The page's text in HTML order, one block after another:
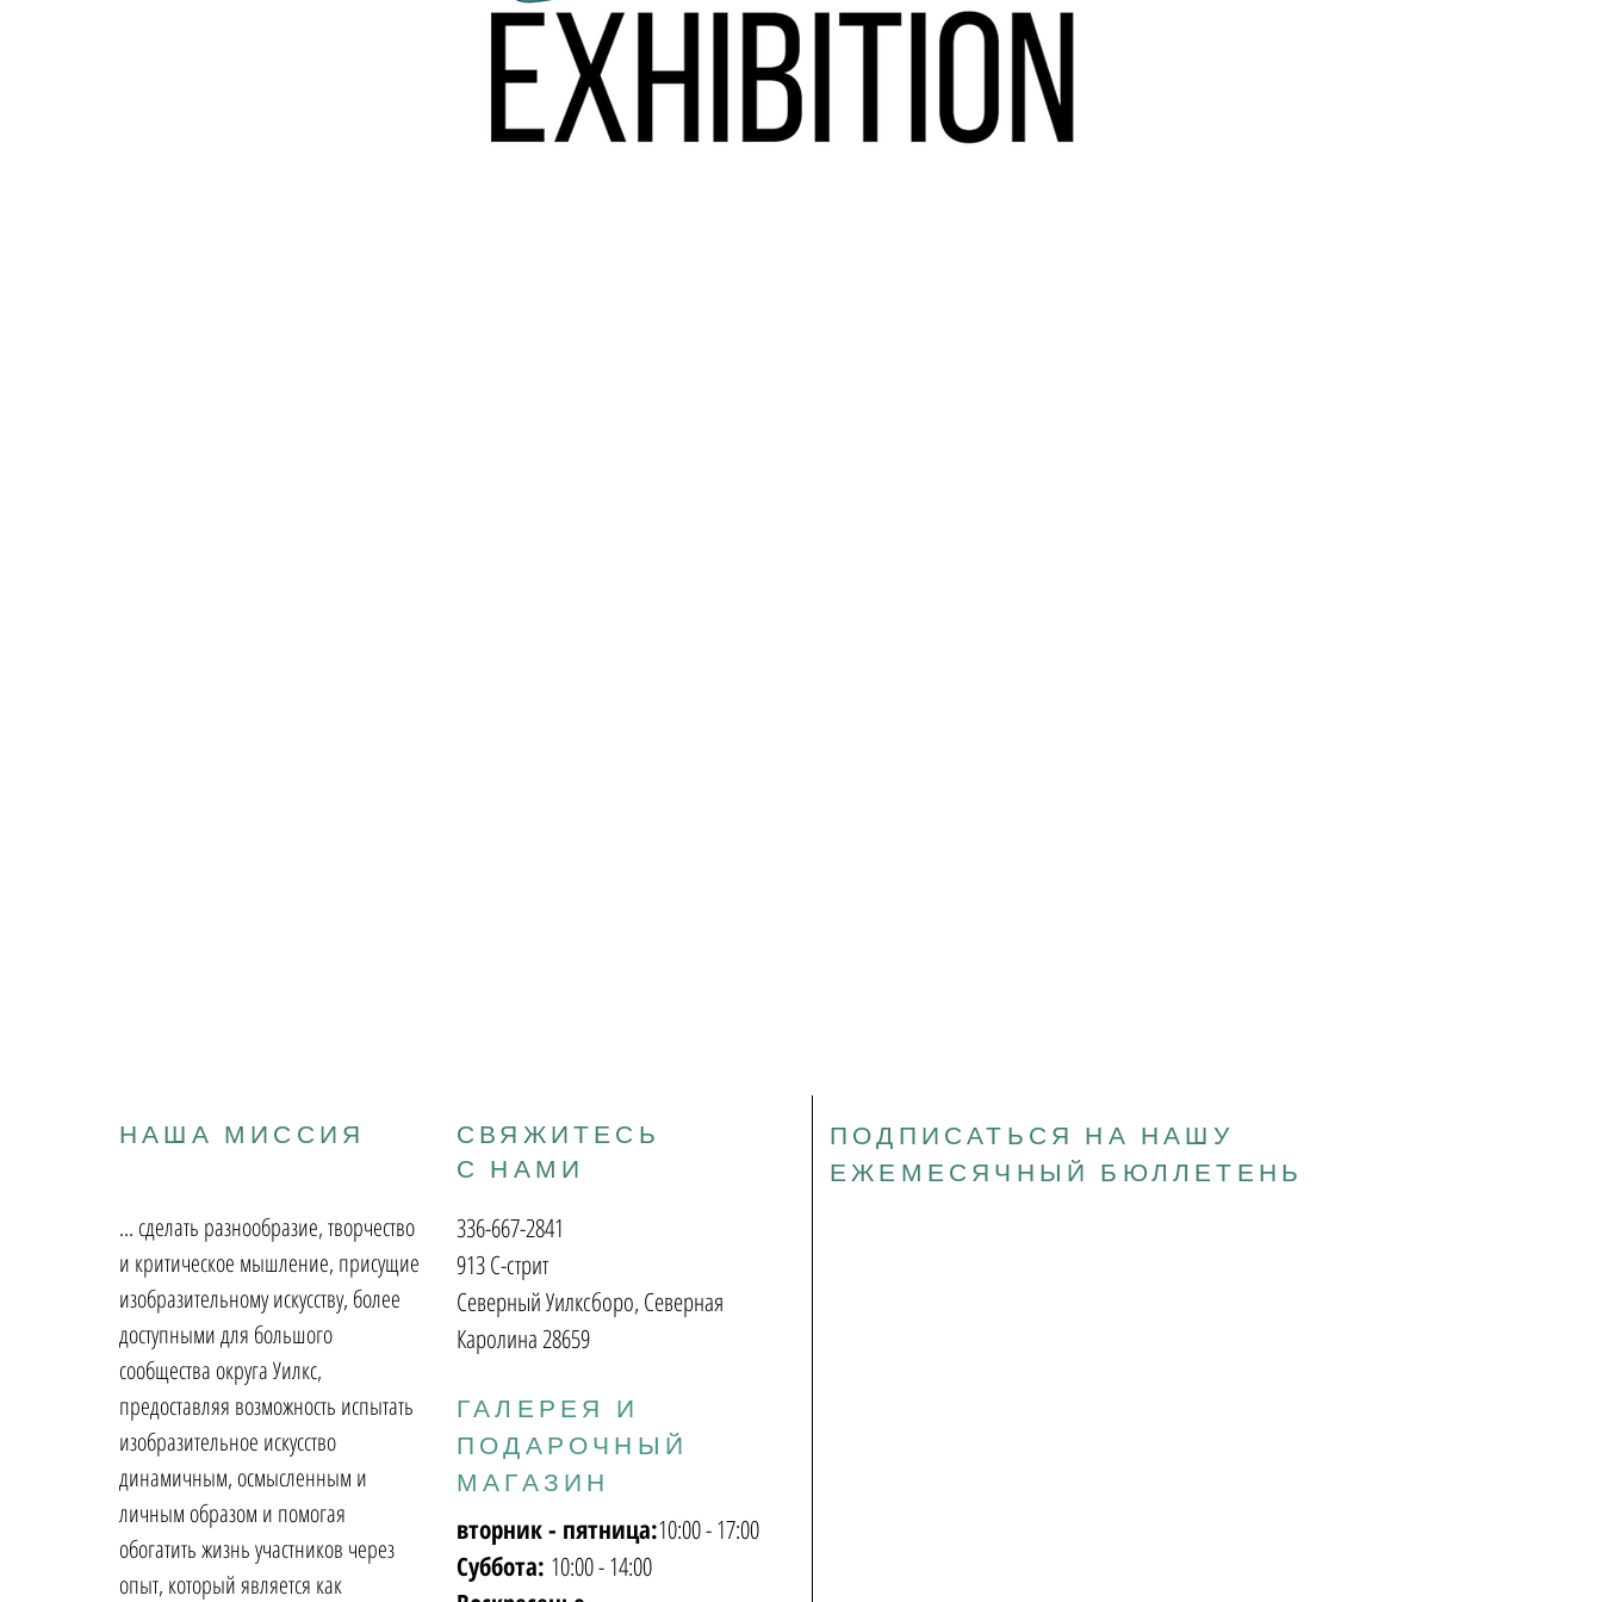
НАША МИССИЯ
... сделать разнообразие, творчество
и критическое мышление, присущие
изобразительному искусству, более
доступными для большого
сообщества округа Уилкс,
предоставляя возможность испытать
изобразительное искусство
динамичным, осмысленным и
личным образом и помогая
обогатить жизнь участников через
опыт, который является как
СВЯЖИТЕСЬ
С НАМИ
ПОДПИСАТЬСЯ НА НАШУ
ЕЖЕМЕСЯЧНЫЙ БЮЛЛЕТЕНЬ
336-667-2841
913 С-стрит
Северный Уилксборо, Северная
Каролина 28659
ГАЛЕРЕЯ И
ПОДАРОЧНЫЙ
МАГАЗИН
вторник - пятница:10:00 - 17:00
Суббота: 10:00 - 14:00